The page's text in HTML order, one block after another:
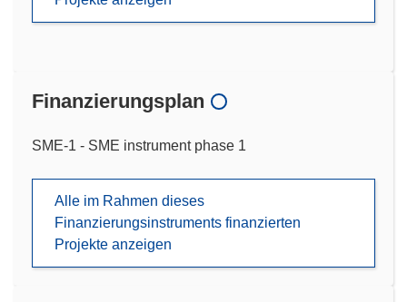
Finanzierungsplan
SME-1 - SME instrument phase 1
Alle im Rahmen dieses
Finanzierungsinstruments finanzierten
Projekte anzeigen